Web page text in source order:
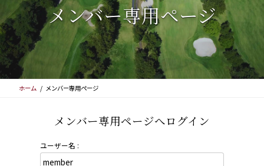
ッ
プ
移
動
メンバー専用ページ
ホーム メンバー専用ページ
メンバー専用ページへログイン
ユーザー名 :